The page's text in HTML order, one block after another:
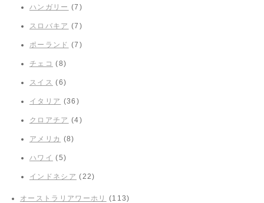
ハンガリー (7)
スロバキア (7)
ポーランド (7)
チェコ (8)
スイス (6)
イタリア (36)
クロアチア (4)
アメリカ (8)
ハワイ (5)
インドネシア (22)
オーストラリアワーホリ (113)